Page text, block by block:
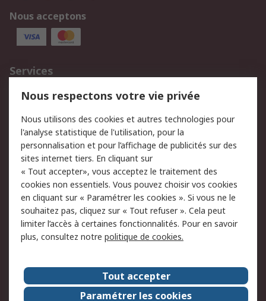
Nous acceptons
Services
750.000 produits
2.500 marques
Retours
Support technique
Track & trace
Legal
Politique de cookies
Sécurité des e-mails
Politique de protection
des données - Mise à
jour
Conditions générales
de vente
A propos de RS
Le groupe RS Group A propos de RS
Nous respectons votre vie privée
Nous utilisons des cookies et autres technologies pour
l'analyse statistique de l'utilisation, pour la
personnalisation et pour l’affichage de publicités sur des
sites internet tiers. En cliquant sur
« Tout accepter», vous acceptez le traitement des
cookies non essentiels. Vous pouvez choisir vos cookies
en cliquant sur « Paramétrer les cookies ». Si vous ne le
souhaitez pas, cliquez sur « Tout refuser ». Cela peut
limiter l’accès à certaines fonctionnalités. Pour en savoir
plus, consultez notre politique de cookies.
Tout accepter
Paramétrer les cookies